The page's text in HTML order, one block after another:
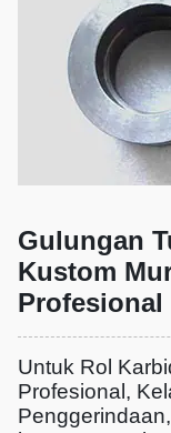
Gulungan
Kustom
Profesional
Untuk Rol
Profesional,